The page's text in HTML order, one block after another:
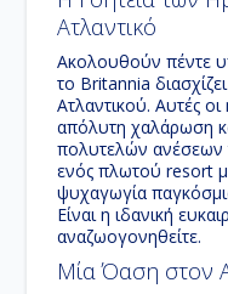
Ατλαντικό
Ακολουθούν πέντε
το Britannia
Ατλαντικού. Αυτές οι
απόλυτη χαλάρωση
πολυτελών ανέσεων
ενός πλωτού resort
ψυχαγωγία
Είναι η ιδανική
αναζωογονηθείτε.
Μία Όαση στον